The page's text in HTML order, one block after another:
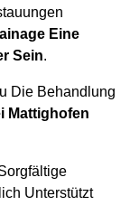
Eine
Sein.
Die Behandlung
Mattighofen
Unterstützt